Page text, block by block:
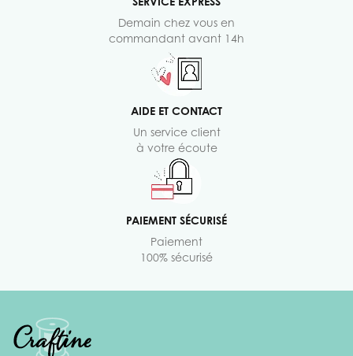
Demain chez vous en
commandant avant 14h
AIDE ET CONTACT
Un service client
à votre écoute
PAIEMENT SÉCURISÉ
Paiement
100% sécurisé